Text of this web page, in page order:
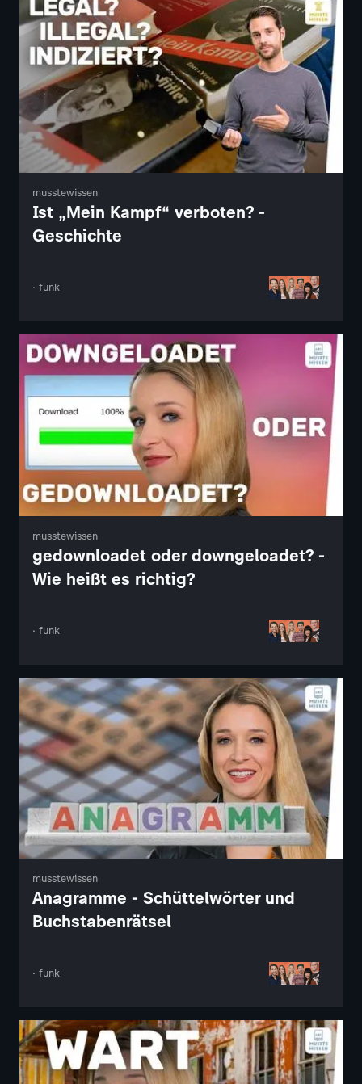
musstewissen
Ist „Mein Kampf“ verboten? -
Geschichte
· funk
musstewissen
gedownloadet oder downgeloadet? -
Wie heißt es richtig?
· funk
musstewissen
Anagramme - Schüttelwörter und
Buchstabenrätsel
· funk